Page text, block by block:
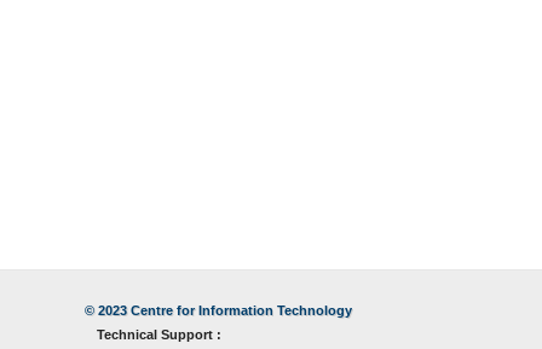
© 2023 Centre for Information Technology
Technical Support :